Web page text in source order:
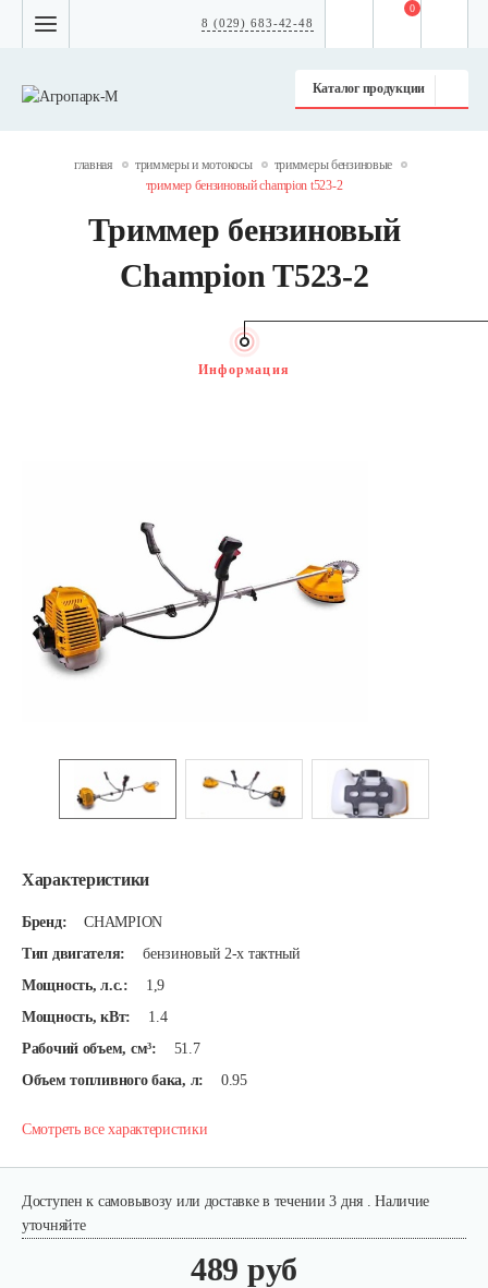
8 (029) 683-42-48
Каталог продукции
0
главная триммеры и мотокосы
триммеры бензиновые
триммер бензиновый champion t523-2
Триммер бензиновый
Champion T523-2
Характеристики
Бренд:
CHAMPION
Тип двигателя:
бензиновый 2-х тактный
Мощность, л.с.:
1,9
Мощность, кВт:
1.4
Рабочий объем, см³:
51.7
Объем топливного бака, л:
0.95
Смотреть все характеристики
Информация
489 руб
Доступен к самовывозу или доставке в течении 3 дня . Наличие
уточняйте